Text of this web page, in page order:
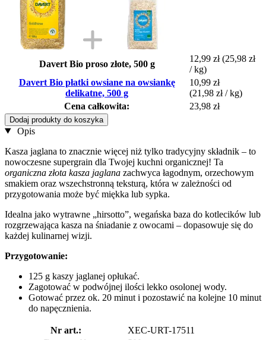
Davert Bio proso złote, 500 g
12,99 zł (25,98 zł
/ kg)
Davert Bio płatki owsiane na owsiankę
delikatne, 500 g
10,99 zł
(21,98 zł / kg)
Cena całkowita:
23,98 zł
Dodaj produkty do koszyka
Opis
Kasza jaglana to znacznie więcej niż tylko tradycyjny składnik – to
nowoczesne supergrain dla Twojej kuchni organicznej! Ta
organiczna złota kasza jaglana zachwyca łagodnym, orzechowym
smakiem oraz wszechstronną teksturą, która w zależności od
przygotowania może być miękka lub sypka.
Idealna jako wytrawne „hirsotto”, wegańska baza do kotlecików lub
rozgrzewająca kasza na śniadanie z owocami – dopasowuje się do
każdej kulinarnej wizji.
Przygotowanie:
125 g kaszy jaglanej opłukać.
Zagotować w podwójnej ilości lekko osolonej wody.
Gotować przez ok. 20 minut i pozostawić na kolejne 10 minut
do napęcznienia.
Nr art.:
XEC-URT-17511